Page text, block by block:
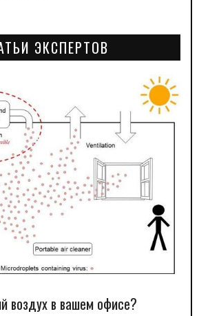
ЭКСПЕРТОВ
воздух в вашем офисе?